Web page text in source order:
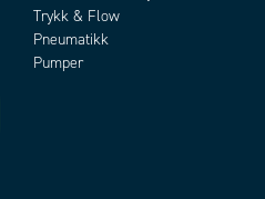
Trykk & Flow
Pneumatikk
Pumper